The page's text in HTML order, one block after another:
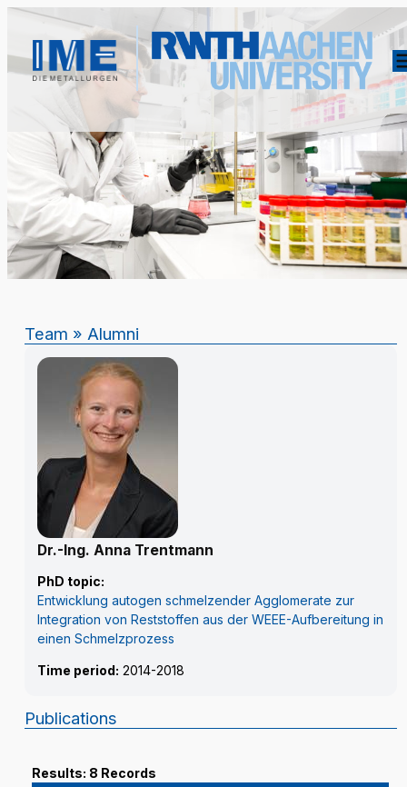
Team » Alumni
Dr.-Ing. Anna Trentmann
PhD topic:
Entwicklung autogen schmelzender Agglomerate zur
Integration von Reststoffen aus der WEEE-Aufbereitung in
einen Schmelzprozess
Time period: 2014-2018
Publications
Results: 8 Records